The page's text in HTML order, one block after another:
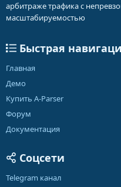
арбитраже трафика с
масштабируемостью
Быстрая
Главная
Демо
Купить A-Parser
Форум
Документация
Соцсети
Telegram канал